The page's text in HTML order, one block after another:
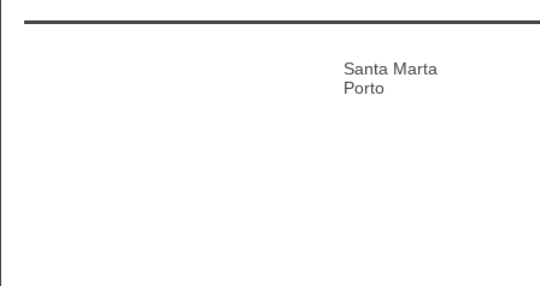
Santa Marta
Porto